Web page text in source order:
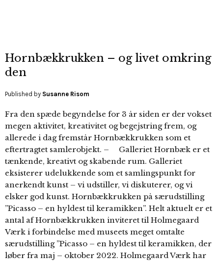
Hornbækkrukken – og livet omkring
den
Published by Susanne Risom
Fra den spæde begyndelse for 3 år siden er der vokset
megen aktivitet, kreativitet og begejstring frem, og
allerede i dag fremstår Hornbækkrukken som et
eftertragtet samlerobjekt. – Galleriet Hornbæk er et
tænkende, kreativt og skabende rum. Galleriet
eksisterer udelukkende som et samlingspunkt for
anerkendt kunst – vi udstiller, vi diskuterer, og vi
elsker god kunst. Hornbækkrukken på særudstilling
”Picasso – en hyldest til keramikken”. Helt aktuelt er et
antal af Hornbækkrukken inviteret til Holmegaard
Værk i forbindelse med museets meget omtalte
særudstilling ”Picasso – en hyldest til keramikken, der
løber fra maj – oktober 2022. Holmegaard Værk har